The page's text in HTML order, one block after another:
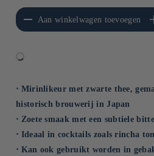
voor Default
Title
Aan winkelwagen toevoegen
Aantal
⋅ Mirinlikeur met zwarte thee,
historisch brouwerij in Japan
⋅ Zoete smaak met een subtiele
⋅ Ideaal in cocktails zoals rincha
⋅ Kan ook gebruikt worden in